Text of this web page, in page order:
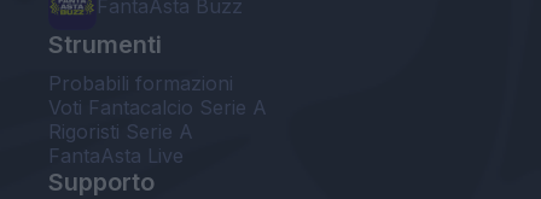
FantaAsta Buzz
Strumenti
Probabili formazioni
Voti Fantacalcio Serie A
Rigoristi Serie A
FantaAsta Live
Supporto